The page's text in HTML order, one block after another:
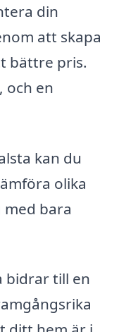
din
att skapa
bättre pris.
och en
kan du
olika
bara
bidrar till en